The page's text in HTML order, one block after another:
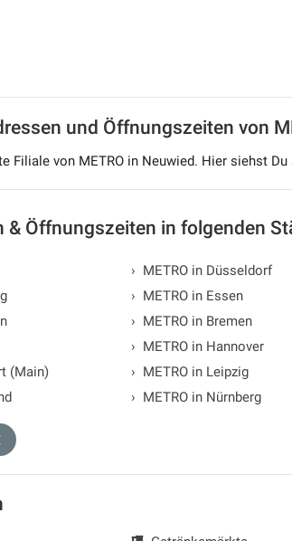
und Öffnungszeiten von
Filiale von METRO in Neuwied. Hier siehst
& Öffnungszeiten in folgenden
(Main)
› METRO in Düsseldorf
› METRO in Essen
› METRO in Bremen
› METRO in Hannover
› METRO in Leipzig
› METRO in Nürnberg